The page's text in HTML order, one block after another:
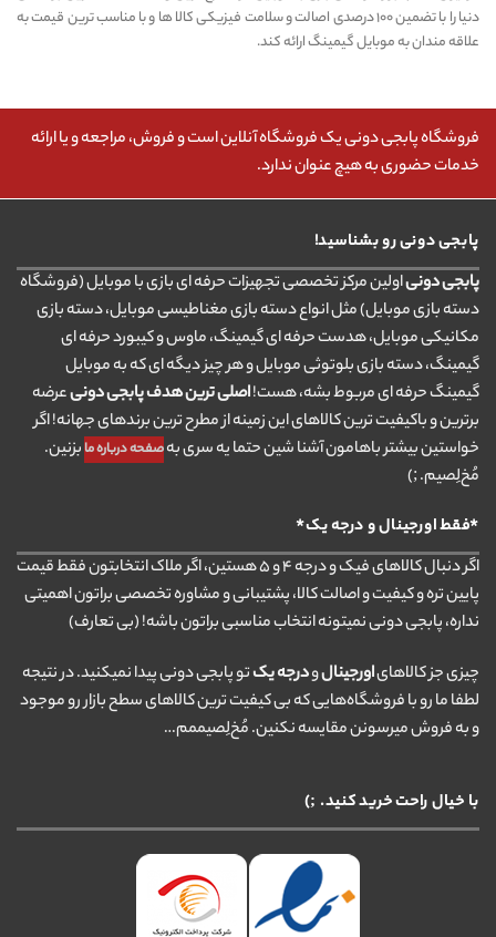
دنیا را با تضمین ۱۰۰ درصدی اصالت و سلامت فیزیکی کالا ها و با مناسب ترین قیمت به
علاقه مندان به موبایل گیمینگ ارائه کند.
فروشگاه پابجی دونی یک فروشگاه آنلاین است و فروش، مراجعه و یا ارائه
خدمات حضوری به هیچ عنوان ندارد.
پابجی دونی رو بشناسید!
پابجی دونیاولین مرکز تخصصی تجهیزات حرفه ای بازی با موبایل (فروشگاه
دسته بازی موبایل) مثل انواع دسته بازی مغناطیسی موبایل، دسته بازی
مکانیکی موبایل، هدست حرفه ای گیمینگ، ماوس و کیبورد حرفه ای
گیمینگ، دسته بازی بلوتوثی موبایل و هر چیز دیگه ای که به موبایل
گیمینگ حرفه ای مربوط بشه، هست!اصلی ترین هدف پابجی دونیعرضه
برترین و باکیفیت ترین کالاهای این زمینه از مطرح ترین برندهای جهانه! اگر
خواستین بیشتر باهامون آشنا شین حتما یه سری بهصفحه درباره ما بزنین.
مُخ‌لِصیم. ;)
*فقط اورجینال و درجه یک*
اگر دنبال کالاهای فیک و درجه ۴ و ۵ هستین، اگر ملاک انتخابتون فقط قیمت
پایین تره و کیفیت و اصالت کالا، پشتیبانی و مشاوره تخصصی براتون اهمیتی
نداره، پابجی دونی نمیتونه انتخاب مناسبی براتون باشه! (بی تعارف)
چیزی جز کالاهایاورجینالودرجه یکتو پابجی دونی پیدا نمیکنید. در نتیجه
لطفا ما رو با فروشگاه‌هایی که بی کیفیت ترین کالاهای سطح بازار رو موجود
و به فروش میرسونن مقایسه نکنین. مُخ‌لِصیممم…
با خیال راحت خرید کنید. ;)